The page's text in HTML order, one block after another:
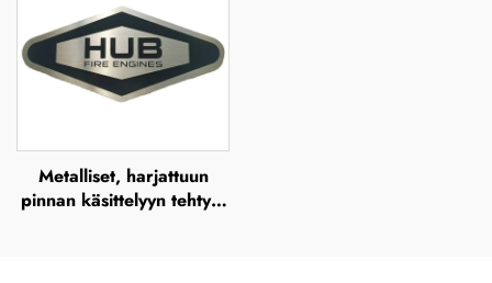
levy
Metalliset, harjattuun
pinnan käsittelyyn tehtyjä